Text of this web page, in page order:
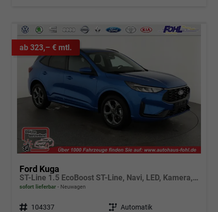
ab 323,– € mtl.
Ford Kuga
ST-Line 1.5 EcoBoost ST-Line, Navi, LED, Kamera, Winter, FS beheizbar
sofort lieferbar Neuwagen
Fahrzeugnr. 104337 Getriebe Automatik